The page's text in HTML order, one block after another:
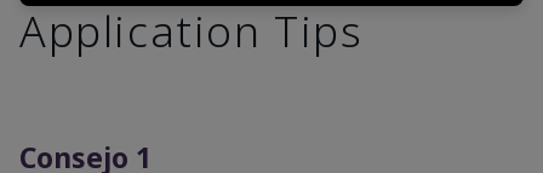
Application Tips
Consejo 1